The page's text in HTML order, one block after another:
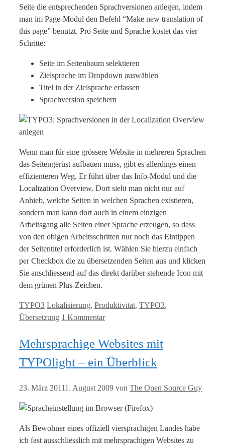
Seite die entsprechenden Sprachversionen anlegen, indem
man im Page-Modul den Befehl “Make new translation of
this page” benutzt. Pro Seite und Sprache kostet das vier
Schritte:
Seite im Seitenbaum selektieren
Zielsprache im Dropdown auswählen
Titel in der Zielsprache erfassen
Sprachversion speichern
Wenn man für eine grössere Website in mehreren Sprachen
das Seitengerüst aufbauen muss, gibt es allerdings einen
effizienteren Weg. Er führt über das Info-Modul und die
Localization Overview. Dort sieht man nicht nur auf
Anhieb, welche Seiten in welchen Sprachen existieren,
sondern man kann dort auch in einem einzigen
Arbeitsgang alle Seiten einer Sprache erzeugen, so dass
von den obigen Arbeitsschritten nur noch das Eintippen
der Seitentitel erforderlich ist. Wählen Sie hierzu einfach
per Checkbox die zu übersetzenden Seiten aus und klicken
Sie anschliessend auf das direkt darüber stehende Icon mit
dem grünen Plus-Zeichen.
Kategorien
TYPO3 Tags
Lokalisierung, Produktivität, TYPO3,
Übersetzung 1 Kommentar
Mehrsprachige Websites mit
TYPOlight – ein Überblick
23. März 20111. August 2009 von The Open Source Guy
Als Bewohner eines offiziell viersprachigen Landes habe
ich fast ausschliesslich mit mehrsprachigen Websites zu